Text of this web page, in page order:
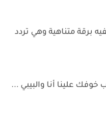
برقة متناهية وهي تردد
علينا أنا والبيبي ...